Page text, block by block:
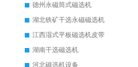
德州永磁筒式磁选机
湖北铁矿干选永磁磁选机
江西湿式平板磁选机皮带
湖南干选磁选机
河北磁选机设备